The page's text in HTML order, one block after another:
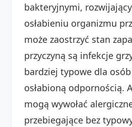
bakteryjnymi,
osłabieniu organizmu
może zaostrzyć stan
przyczyną są infekcje
bardziej typowe dla
osłabioną odpornością.
mogą wywołać
przebiegające bez